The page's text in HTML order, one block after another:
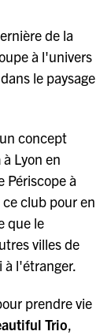
de la
à l'univers
le paysage
concept
à Lyon en
Périscope à
club pour en
que le
villes de
l'étranger.
prendre vie
Trio,